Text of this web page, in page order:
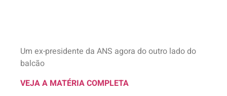
Um ex-presidente da ANS agora do outro lado do
balcão
VEJA A MATÉRIA COMPLETA